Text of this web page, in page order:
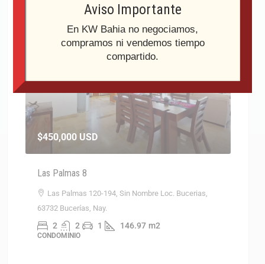
$450,000 USD
Las Palmas 8
Las Palmas 120-194, Sin Nombre Loc. Bucerias,
63732 Bucerías, Nay.
2 2 1 146.97 m2
CONDOMINIO
Aviso Importante
En KW Bahia no negociamos,
compramos ni vendemos tiempo
compartido.